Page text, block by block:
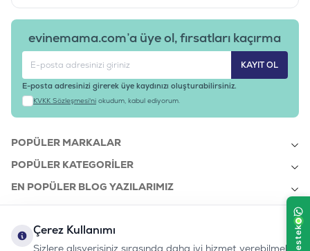
evinemama.com’a üye ol, fırsatları kaçırma
KAYIT OL
E-posta adresinizi girerek üye kaydınızı oluşturabilirsiniz.
KVKK Sözleşmesi'ni okudum, kabul ediyorum.
POPÜLER MARKALAR
POPÜLER KATEGORILER
EN POPÜLER BLOG YAZILARIMIZ
KURUMSAL
Çerez Kullanımı
Sizlere alışverişiniz sırasında daha iyi hizmet verebilmek